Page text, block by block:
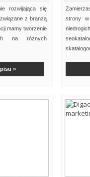
rozwijająca się
z branżą
mamy tworzenie
na różnych
»
strony w